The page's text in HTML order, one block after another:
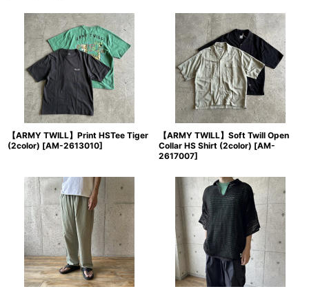
【ARMY TWILL】Print HSTee Tiger
(2color) [AM-2613010]
【ARMY TWILL】Soft Twill Open
Collar HS Shirt (2color) [AM-
2617007]